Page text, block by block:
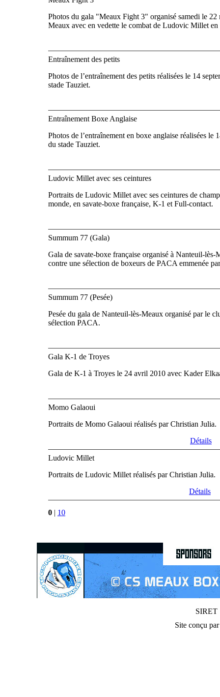
Photos du gala "Meaux Fight 3" organisé samedi le 22
Meaux avec en vedette le combat de Ludovic Millet en
Entraînement des petits
Photos de l’entraînement des petits réalisées le 14
stade Tauziet.
Entraînement Boxe Anglaise
Photos de l’entraînement en boxe anglaise réalisées le
du stade Tauziet.
Ludovic Millet avec ses ceintures
Portraits de Ludovic Millet avec ses ceintures de
monde, en savate-boxe française, K-1 et Full-contact.
Summum 77 (Gala)
Gala de savate-boxe française organisé à Nanteuil-
contre une sélection de boxeurs de PACA emmenée
Summum 77 (Pesée)
Pesée du gala de Nanteuil-lès-Meaux organisé par le
sélection PACA.
Gala K-1 de Troyes
Gala de K-1 à Troyes le 24 avril 2010 avec Kader
Momo Galaoui
Portraits de Momo Galaoui réalisés par Christian Julia.
Détails
Ludovic Millet
Portraits de Ludovic Millet réalisés par Christian Julia.
Détails
0 | 10
SIRET
Site conçu